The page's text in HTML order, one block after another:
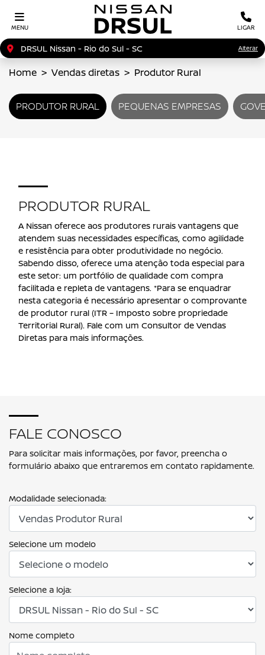
MENU LIGAR
DRSUL Nissan - Rio do Sul - SC Alterar
Home Vendas diretas Produtor Rural
PEQUENAS EMPRESAS
PRODUTOR RURAL
PRODUTOR RURAL
A Nissan oferece aos produtores rurais vantagens que
atendem suas necessidades específicas, como agilidade
e resistência para obter produtividade no negócio.
Sabendo disso, oferece uma atenção toda especial para
este setor: um portfólio de qualidade com compra
facilitada e repleta de vantagens. *Para se enquadrar
nesta categoria é necessário apresentar o comprovante
de produtor rural (ITR – Imposto sobre propriedade
Territorial Rural). Fale com um Consultor de Vendas
Diretas para mais informações.
FALE CONOSCO
Para solicitar mais informações, por favor, preencha o
formulário abaixo que entraremos em contato rapidamente.
Modalidade selecionada:
Selecione um modelo
Selecione a loja:
Nome completo